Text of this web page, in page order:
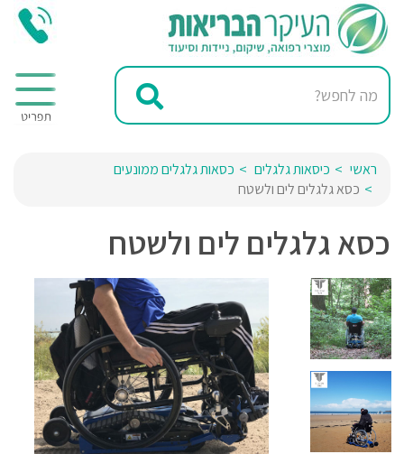
ראשי כיסאות גלגלים
כסאות גלגלים ממונעים
כסא גלגלים לים ולשטח
כסא גלגלים לים ולשטח